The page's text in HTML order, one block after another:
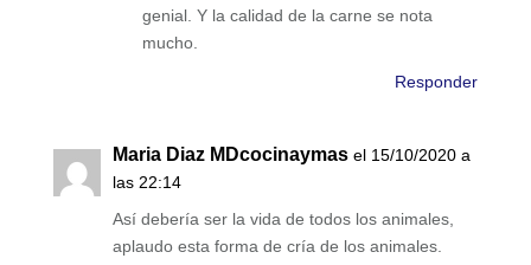
genial. Y la calidad de la carne se nota
mucho.
Responder
Maria Diaz MDcocinaymas el 15/10/2020 a
las 22:14
Así debería ser la vida de todos los animales,
aplaudo esta forma de cría de los animales.